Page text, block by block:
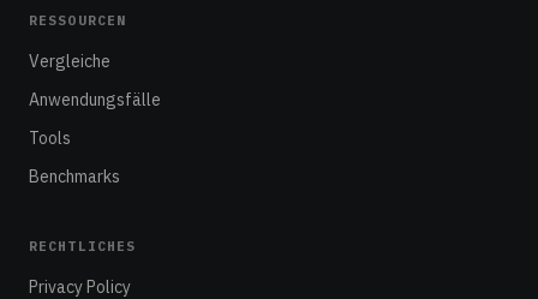
RESSOURCEN
Vergleiche
Anwendungsfälle
Tools
Benchmarks
RECHTLICHES
Privacy Policy